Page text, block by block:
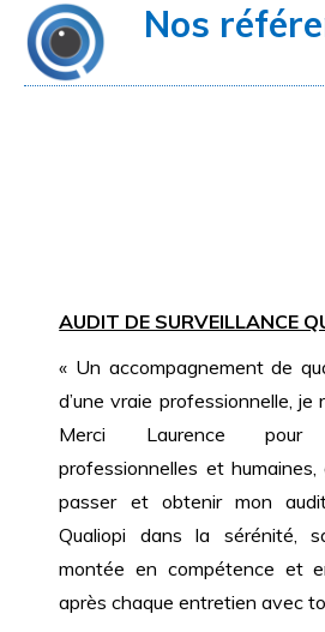
Nos
AUDIT DE SURVEILLANCE
« Un accompagnement de
d’une vraie professionnelle, je
Merci Laurence
professionnelles et humaines,
passer et obtenir mon
Qualiopi dans la sérénité,
montée en compétence et
après chaque entretien avec